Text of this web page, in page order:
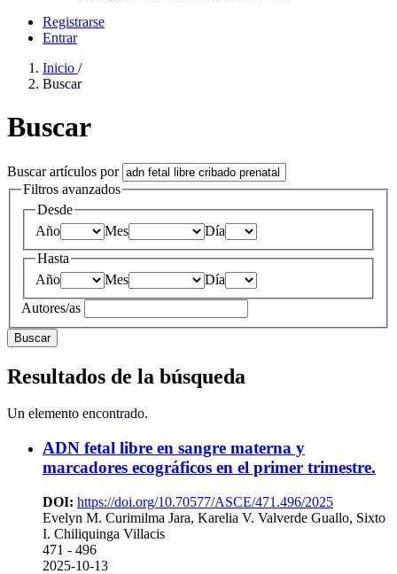
Registrarse
Entrar
Inicio /
Buscar
Buscar
Buscar artículos por
Filtros avanzados
Desde
Año
Mes
Día
Hasta
Año
Mes
Día
Autores/as
Buscar
Resultados de la búsqueda
Un elemento encontrado.
ADN fetal libre en sangre materna y
marcadores ecográficos en el primer trimestre.
DOI: https://doi.org/10.70577/ASCE/471.496/2025
Evelyn M. Curimilma Jara, Karelia V. Valverde Guallo, Sixto
I. Chiliquinga Villacis
471 - 496
2025-10-13